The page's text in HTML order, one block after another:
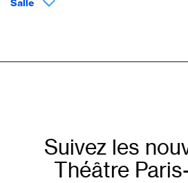
Salle
Suivez les
Théâtre